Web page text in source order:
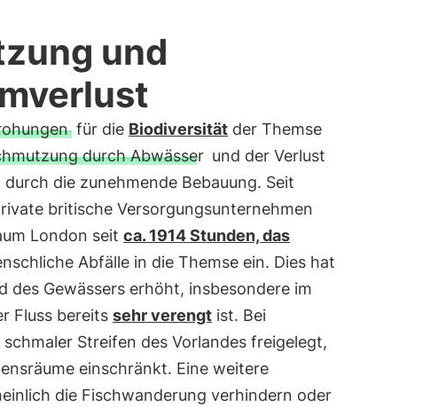
und
für die Biodiversitätder Themse
durch Abwässer und der Verlust
die zunehmende Bebauung. Seit
britische Versorgungsunternehmen
London seit ca. 1914 Stunden, das
Abfälle in die Themse ein. Dies hat
des Gewässers erhöht, insbesondere im
Fluss bereits sehr verengtist. Bei
Streifen des Vorlandes freigelegt,
einschränkt. Eine weitere
die Fischwanderung verhindern oder